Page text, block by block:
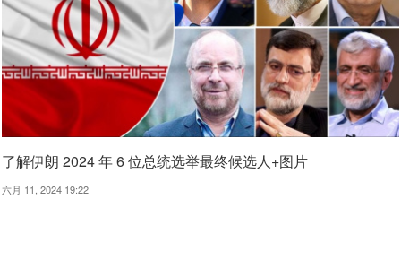
了解伊朗 2024 年 6 位总统选举最终候选人+图片
六月 11, 2024 19:22